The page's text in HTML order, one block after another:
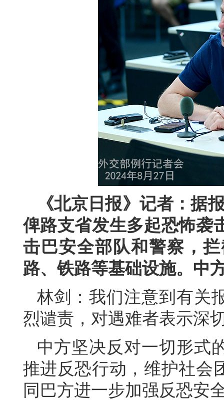
《北京日报》记者：据
俾路支省发生多起恐怖袭
击巴安全部队和警察，
路、铁路等基础设施。中
林剑：我们注意到有关
烈谴责，对遇难者表示深
中方坚决反对一切形式
推进反恐行动，维护社会
同巴方进一步加强反恐安